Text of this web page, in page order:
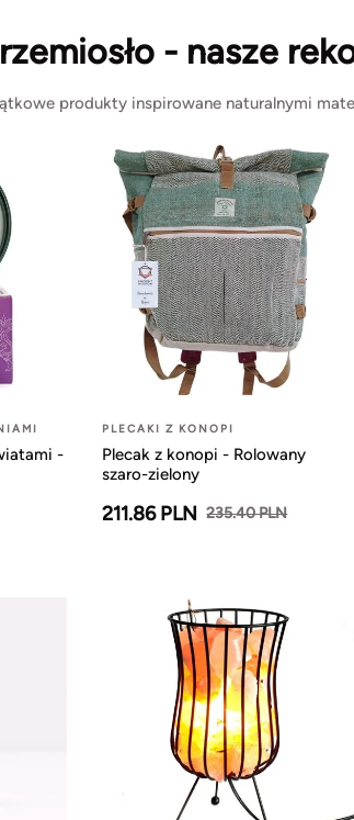
- nasze
produkty inspirowane naturalnymi
-
PLECAKI Z KONOPI
Plecak z konopi - Rolowany
szaro-zielony
211.86 PLN 235.40 PLN